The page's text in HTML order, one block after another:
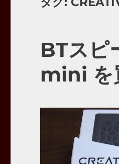
BTスピ
mini を